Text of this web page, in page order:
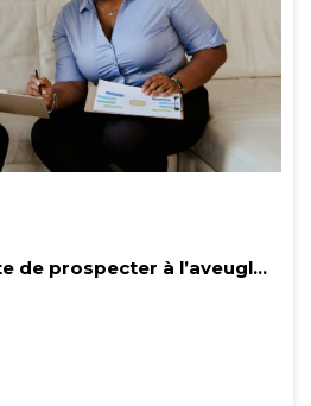
de prospecter à l’aveugl...